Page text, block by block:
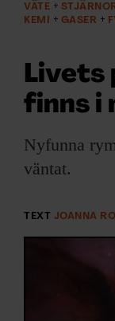
ÄMNEN
ARKIV &
LYSSNA/
SHOP
KONTAKTA
VÄTE
KEMI
GASER
Livets
finns i
Nyfunna
väntat.
TEXT JOANNA